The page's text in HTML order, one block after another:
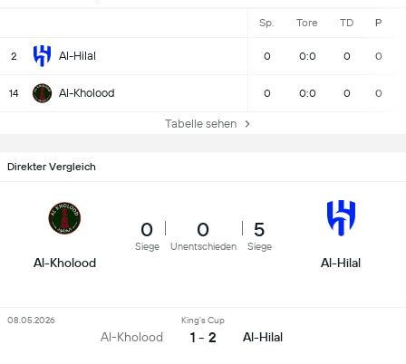
Sp. Tore TD P
2 Al-Hilal 0 0:0 0 0
14 Al-Kholood 0 0:0 0 0
Tabelle sehen
Direkter Vergleich
Al-Kholood
0
Siege
0
Unentschieden
5
Siege
Al-Hilal
Al-Kholood
King's Cup
1 - 2 Al-Hilal
08.05.2026